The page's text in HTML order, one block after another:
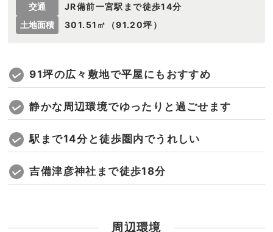
交通
JR備前一宮駅まで徒歩14分
土地面積
301.51㎡（91.20坪）
91坪の広々敷地で平屋にもおすすめ
静かな周辺環境でゆったりと過ごせます
駅まで14分と徒歩圏内でうれしい
吉備津彦神社まで徒歩18分
周辺環境